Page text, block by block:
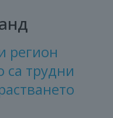
регион
са трудни